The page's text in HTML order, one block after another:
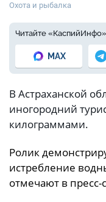
Охота и рыбалка
Читайте
MAX
В Астраханской
иногородний
килограммами.
Ролик
истребление
отмечают в